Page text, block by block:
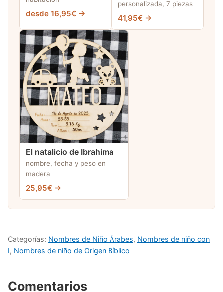
desde 16,95€ →
personalizada, 7 piezas
41,95€ →
El natalicio de Ibrahima
nombre, fecha y peso en
madera
25,95€ →
Categorías: Nombres de Niño Árabes, Nombres de niño con
I, Nombres de niño de Origen Bíblico
Comentarios